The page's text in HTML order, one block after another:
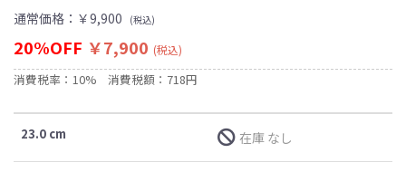
通常価格： ￥9,900 (税込)
20%OFF ￥7,900 (税込)
消費税率：10% 消費税額：718円
23.0 cm 在庫 なし